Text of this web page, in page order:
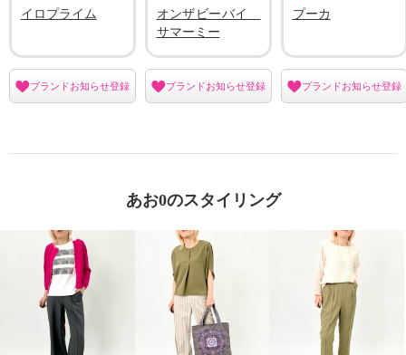
イロプライム
ブランドお知らせ登録
オンザビーバイ
サマーミー
ブランドお知らせ登録
プーカ
ブランドお知らせ登録
あお0のスタイリング